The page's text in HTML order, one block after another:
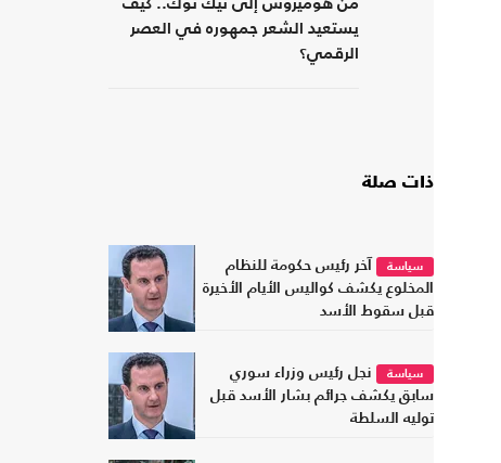
من هوميروس إلى تيك توك.. كيف
يستعيد الشعر جمهوره في العصر
الرقمي؟
ذات صلة
سياسة
آخر رئيس حكومة للنظام
المخلوع يكشف كواليس الأيام الأخيرة
قبل سقوط الأسد
سياسة
نجل رئيس وزراء سوري
سابق يكشف جرائم بشار الأسد قبل
توليه السلطة